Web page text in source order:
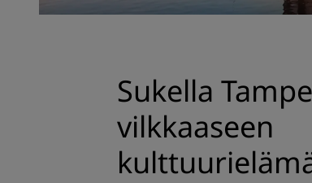
Sukella
vilkkaaseen